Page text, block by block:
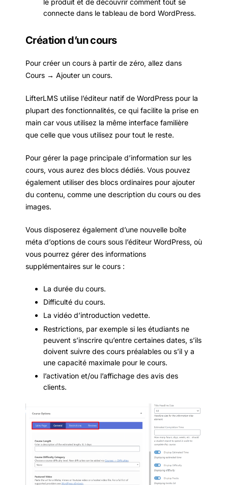
le produit et de découvrir comment tout se
connecte dans le tableau de bord WordPress.
Création d’un cours
Pour créer un cours à partir de zéro, allez dans
Cours → Ajouter un cours.
LifterLMS utilise l’éditeur natif de WordPress pour la
plupart des fonctionnalités, ce qui facilite la prise en
main car vous utilisez la même interface familière
que celle que vous utilisez pour tout le reste.
Pour gérer la page principale d’information sur les
cours, vous aurez des blocs dédiés. Vous pouvez
également utiliser des blocs ordinaires pour ajouter
du contenu, comme une description du cours ou des
images.
Vous disposerez également d’une nouvelle boîte
méta d’options de cours sous l’éditeur WordPress, où
vous pourrez gérer des informations
supplémentaires sur le cours :
La durée du cours.
Difficulté du cours.
La vidéo d’introduction vedette.
Restrictions, par exemple si les étudiants ne
peuvent s’inscrire qu’entre certaines dates, s’ils
doivent suivre des cours préalables ou s’il y a
une capacité maximale pour le cours.
l’activation et/ou l’affichage des avis des
clients.